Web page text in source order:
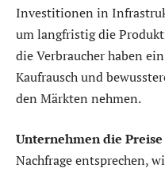
Investitionen in
um langfristig die
die Verbraucher haben
Kaufrausch und
den Märkten nehmen.
Unternehmen die Preise
Nachfrage entsprechen,